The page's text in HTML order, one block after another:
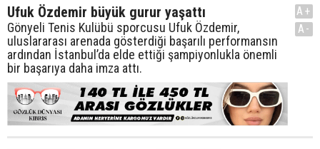
Ufuk Özdemir büyük gurur yaşattı
Gönyeli Tenis Kulübü sporcusu Ufuk Özdemir,
uluslararası arenada gösterdiği başarılı performansın
ardından İstanbul’da elde ettiği şampiyonlukla önemli
bir başarıya daha imza attı.
A+
A-